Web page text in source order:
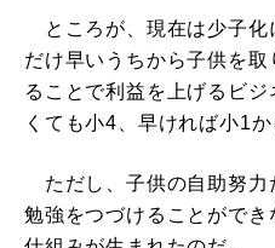
ところが、現在は少子化
だけ早いうちから子供を
ることで利益を上げるビ
くても小4、早ければ小1か
ただし、子供の自助努力
勉強をつづけることがで